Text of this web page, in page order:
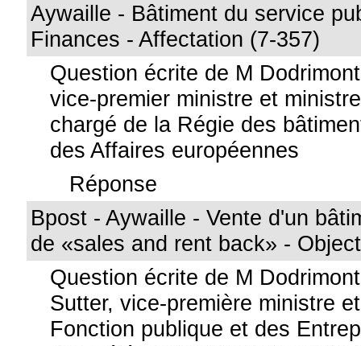
Aywaille - Bâtiment du service
Finances - Affectation (7-357)
Question écrite de M
vice-premier ministre et
chargé de la Régie des
des Affaires européennes
Réponse
Bpost - Aywaille - Vente d'un
de «sales and rent back» -
Question écrite de M
Sutter, vice-première ministre
Fonction publique et des